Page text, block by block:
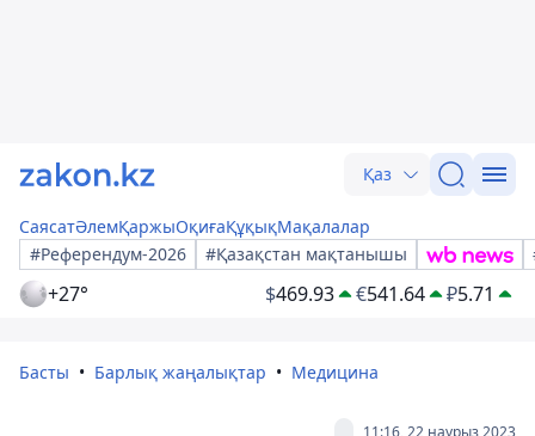
Қаз
СаясатӘлемҚаржыОқиғаҚұқықМақалалар
#Референдум-2026
#Қазақстан мақтанышы
+27° $469.93 €541.64 ₽5.71
Басты Барлық жаңалықтар Медицина
11:16, 22 наурыз 2023